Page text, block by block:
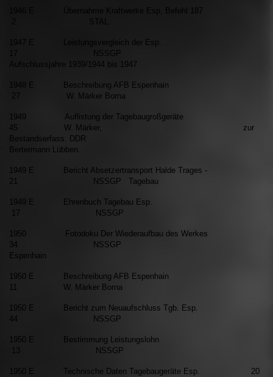
1946 E Übernahme Kraftwerke Esp, Befehl 187
2 STAL
1947 E Leistungsvergleich der Esp.
17 NSSGP
Aufschluss jahre 1939/1944 bis 1947
1948 E Beschreibung AFB Espenhain
27 W. Märker Borna
1949 Auflistung der Tagebaugroßgeräte
45 W. Märker, zur
Bestandserfass. DDR
Bertermann Lübben.
1949 E Bericht Absetzertransport Halde Trages -
21 NSSGP
Tagebau
1949 E Ehrenbuch Tagebau Esp.
17 NSSGP
1950 Fotodoku Der Wiederaufbau des Werkes
34 NSSGP
Espenhain
1950 E Beschreibung AFB Espenhain
11 W. Märker Borna
1950 E Bericht zum Neuaufschluss Tgb. Esp.
44 NSSGP
1950 E Bestimmung Leistungslohn
13 NSSGP
1950 E Technische Daten Tagebaugeräte Esp. 20